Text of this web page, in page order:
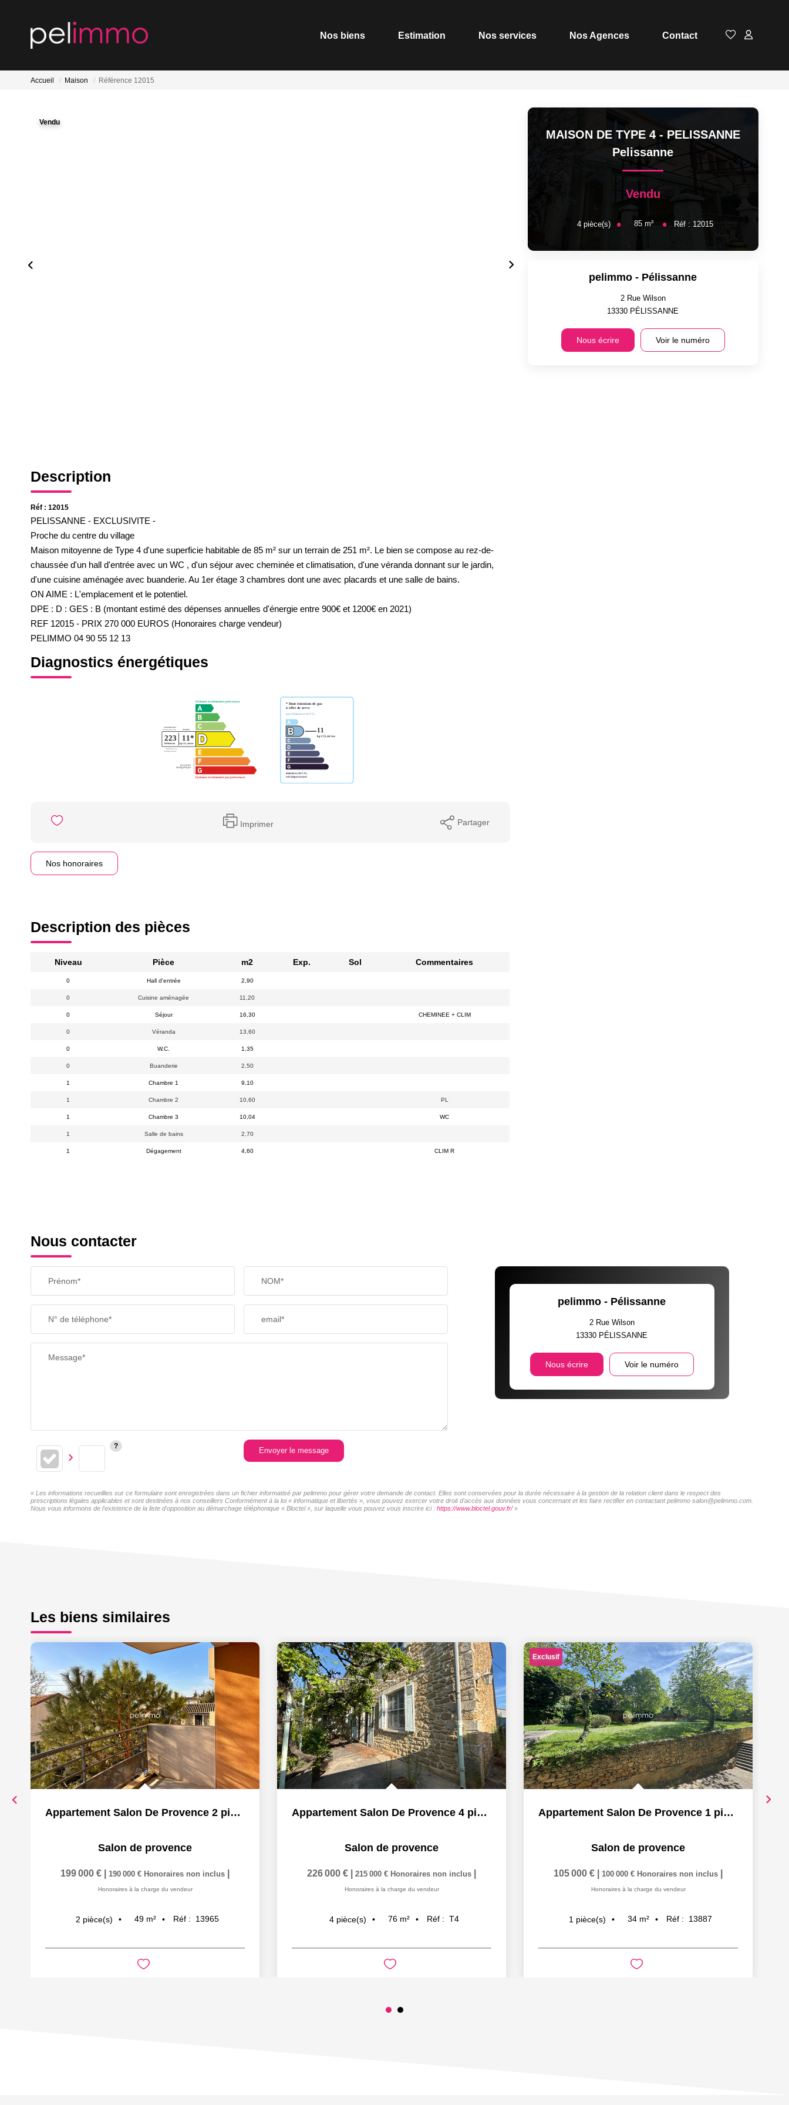
Nos biens Estimation Nos services Nos Agences Contact
Accueil Maison Référence 12015
Vendu
Description
Réf : 12015
PELISSANNE - EXCLUSIVITE -
Proche du centre du village
Maison mitoyenne de Type 4 d'une superficie habitable de 85 m² sur un terrain de 251 m². Le bien se compose au rez-de-
chaussée d'un hall d'entrée avec un WC , d'un séjour avec cheminée et climatisation, d'une véranda donnant sur le jardin,
d'une cuisine aménagée avec buanderie. Au 1er étage 3 chambres dont une avec placards et une salle de bains.
ON AIME : L'emplacement et le potentiel.
DPE : D : GES : B (montant estimé des dépenses annuelles d'énergie entre 900€ et 1200€ en 2021)
REF 12015 - PRIX 270 000 EUROS (Honoraires charge vendeur)
PELIMMO 04 90 55 12 13
Diagnostics énergétiques
Imprimer Partager
Nos honoraires
Description des pièces
Niveau Pièce m2 Exp. Sol Commentaires
0 Hall d'entrée 2,90
0 Cuisine aménagée 11,20
0 Séjour 16,30 CHEMINEE + CLIM
0 Véranda 13,60
0 W.C. 1,35
0 Buanderie 2,50
1 Chambre 1 9,10
1 Chambre 2 10,60 PL
1 Chambre 3 10,04 WC
1 Salle de bains 2,70
1 Dégagement 4,60 CLIM R
MAISON DE TYPE 4 - PELISSANNE
Pelissanne
Vendu
4pièce(s) 85m² Réf : 12015
pelimmo - Pélissanne
2 Rue Wilson
13330 PÉLISSANNE
Nous écrire Voir le numéro
Nous contacter
Prénom* NOM*
N° de téléphone* email*
Message*
Envoyer le message
pelimmo - Pélissanne
2 Rue Wilson
13330 PÉLISSANNE
Nous écrire Voir le numéro
« Les informations recueillies sur ce formulaire sont enregistrées dans un fichier informatisé par pelimmo pour gérer votre demande de contact. Elles sont conservées pour la durée nécessaire à la gestion de la relation client dans le respect des
prescriptions légales applicables et sont destinées à nos conseillers Conformément à la loi « informatique et libertés », vous pouvez exercer votre droit d'accès aux données vous concernant et les faire rectifier en contactant pelimmo salon@pelimmo.com.
Nous vous informons de l'existence de la liste d'opposition au démarchage téléphonique « Bloctel », sur laquelle vous pouvez vous inscrire ici : https://www.bloctel.gouv.fr/»
Les biens similaires
Appartement Salon De Provence 2 pièce(s) 48.65 m2 terrasse...
Salon de provence
199 000 € 190 000 € Honoraires non inclus
Honoraires à la charge du vendeur
2 pièce(s) 49 m² Réf : 13965
Appartement Salon De Provence 4 pièce(s) 75.73 m2 - JARDIN...
Salon de provence
226 000 € 215 000 € Honoraires non inclus
Honoraires à la charge du vendeur
4 pièce(s) 76 m² Réf : T4
Exclusif
Appartement Salon De Provence 1 pièce(s) 34 m2
Salon de provence
105 000 € 100 000 € Honoraires non inclus
Honoraires à la charge du vendeur
1 pièce(s) 34 m² Réf : 13887